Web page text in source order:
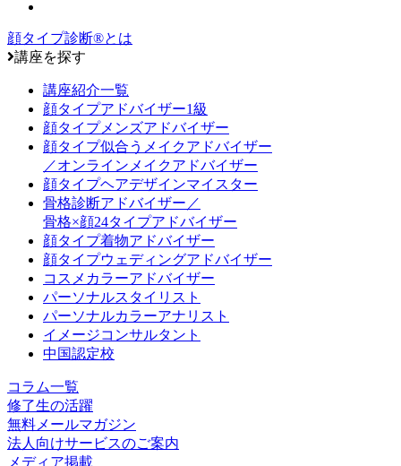
顔タイプ診断®とは
講座を探す
講座紹介一覧
顔タイプアドバイザー1級
顔タイプメンズアドバイザー
顔タイプ似合うメイクアドバイザー
／オンラインメイクアドバイザー
顔タイプヘアデザインマイスター
骨格診断アドバイザー／
骨格×顔24タイプアドバイザー
顔タイプ着物アドバイザー
顔タイプウェディングアドバイザー
コスメカラーアドバイザー
パーソナルスタイリスト
パーソナルカラーアナリスト
イメージコンサルタント
中国認定校
コラム一覧
修了生の活躍
無料メールマガジン
法人向けサービスのご案内
メディア掲載